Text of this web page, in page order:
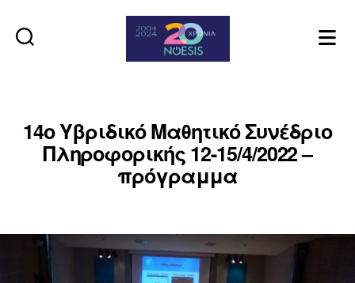
14ο Υβριδικό Μαθητικό Συνέδριο
Πληροφορικής 12-15/4/2022 –
πρόγραμμα